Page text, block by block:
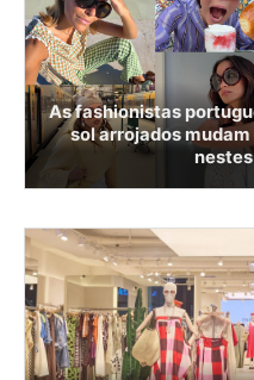
As fashionistas
sol arrojados